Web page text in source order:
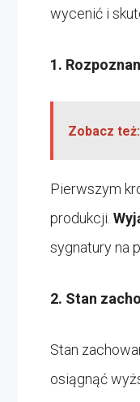
wycenić i
1.
Zobacz też:
Pierwszym
produkcji.
sygnatury na
2. Stan
Stan
osiągnąć